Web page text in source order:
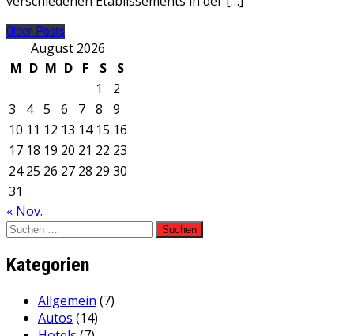
Older Posts
August 2026
M D M D F S
S
1
2
3
4 5 6 7 8
9
10 11 12 13 14 15 16
17 18 19 20 21 22 23
24 25 26 27 28 29 30
31
« Nov.
Suchen
Kategorien
Allgemein (7)
Autos (14)